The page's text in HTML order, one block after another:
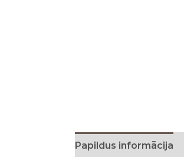
Papildus informācija